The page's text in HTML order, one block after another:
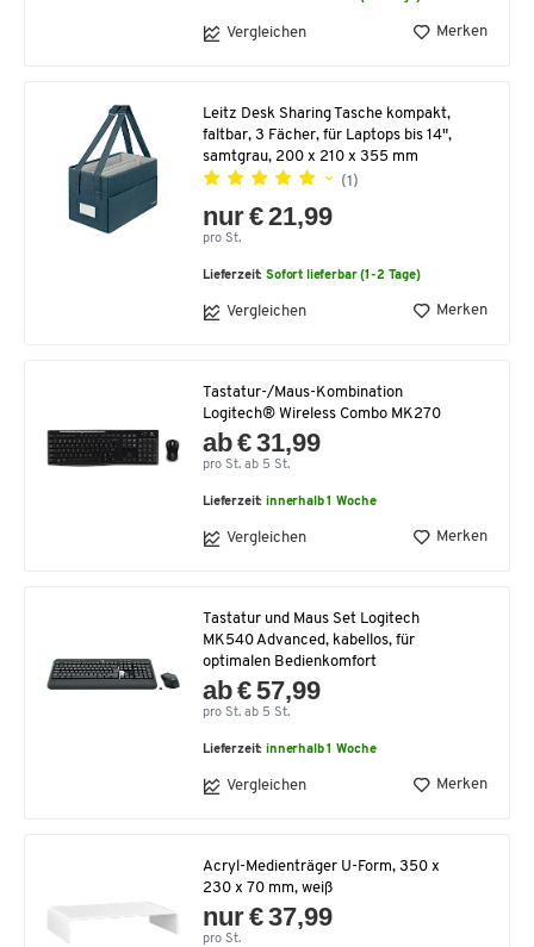
Vergleichen Merken
Leitz Desk Sharing Tasche kompakt,
faltbar, 3 Fächer, für Laptops bis 14",
samtgrau, 200 x 210 x 355 mm
(1)
nur € 21,99
pro St.
Lieferzeit:Sofort lieferbar (1-2 Tage)
Vergleichen Merken
Tastatur-/Maus-Kombination
Logitech® Wireless Combo MK270
ab € 31,99
pro St. ab 5 St.
Lieferzeit:innerhalb 1 Woche
Vergleichen Merken
Tastatur und Maus Set Logitech
MK540 Advanced, kabellos, für
optimalen Bedienkomfort
ab € 57,99
pro St. ab 5 St.
Lieferzeit:innerhalb 1 Woche
Vergleichen Merken
Acryl-Medienträger U-Form, 350 x
230 x 70 mm, weiß
nur € 37,99
pro St.